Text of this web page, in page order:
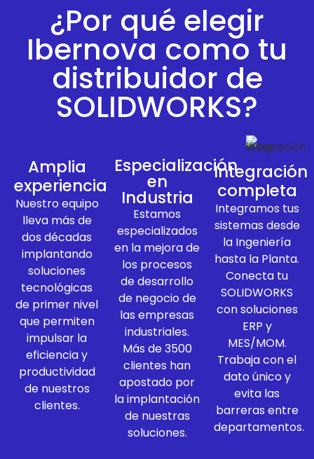
¿Por qué elegir
Ibernova como tu
distribuidor de
SOLIDWORKS?
Amplia
experiencia
Nuestro equipo
lleva más de
dos décadas
implantando
soluciones
tecnológicas
de primer nivel
que permiten
impulsar la
eficiencia y
productividad
de nuestros
clientes.
Especialización
en
Industria
Estamos
especializados
en la mejora de
los procesos
de desarrollo
de negocio de
las empresas
industriales.
Más de 3500
clientes han
apostado por
la implantación
de nuestras
soluciones.
Integración
completa
Integramos tus
sistemas desde
la Ingeniería
hasta la Planta.
Conecta tu
SOLIDWORKS
con soluciones
ERP y
MES/MOM.
Trabaja con el
dato único y
evita las
barreras entre
departamentos.